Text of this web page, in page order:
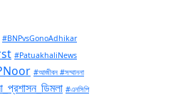
#BNPvsGonoAdhikar
#PatuakhaliNews
#আজীবন #সম্মাননা
#এনসিপি